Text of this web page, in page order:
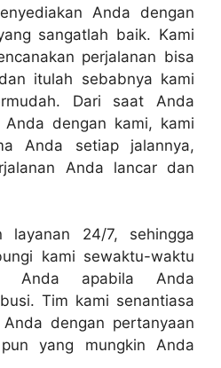
Anda dengan
sangatlah baik. Kami
perjalanan bisa
itulah sebabnya kami
Dari saat Anda
dengan kami, kami
Anda setiap jalannya,
Anda lancar dan
layanan 24/7, sehingga
kami sewaktu-waktu
Anda apabila Anda
Tim kami senantiasa
dengan pertanyaan
yang mungkin Anda